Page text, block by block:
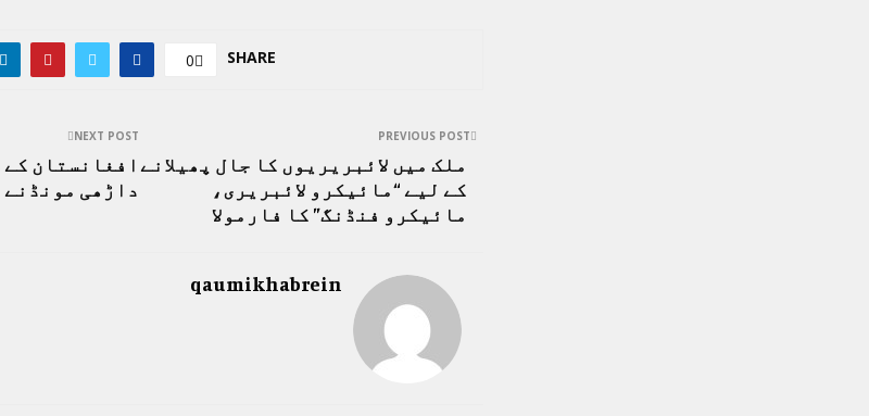
SHARE
0
PREVIOUS POST
ملک میں لائبریریوں کا جال پھیلانے
کے لیے “مائیکرو لائبریری،
مائیکرو فنڈنگ” کا فارمولا
NEXT POST
افغانستان
داڑھی مونڈنے
qaumikhabrein